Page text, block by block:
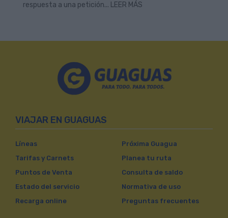
respuesta a una petición... LEER MÁS
VIAJAR EN GUAGUAS
Líneas
Tarifas y Carnets
Puntos de Venta
Estado del servicio
Recarga online
Próxima Guagua
Planea tu ruta
Consulta de saldo
Normativa de uso
Preguntas frecuentes